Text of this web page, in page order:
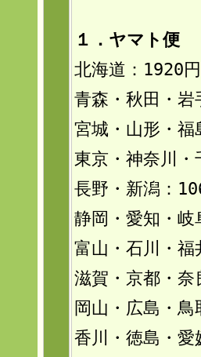
１．ヤマト便
北海道：1920円
青森・秋田・
宮城・山形・
東京・神奈川
長野・新潟：
静岡・愛知・
富山・石川・福
滋賀・京都・
岡山・広島・
香川・徳島・